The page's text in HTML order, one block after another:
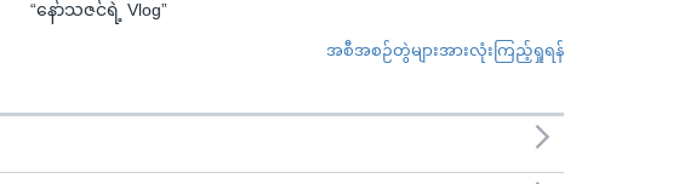
“နော်သဇင်ရဲ့ Vlog”
အစီအစဉ်တွဲများအားလုံးကြည့်ရှုရန်